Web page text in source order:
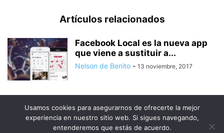
Artículos relacionados
Facebook Local es la nueva app
que viene a sustituir a...
Nelson de Benito - 13 noviembre, 2017
Usamos cookies para asegurarnos de ofrecerte la mejor
experiencia en nuestro sitio web. Si sigues navegando,
entenderemos que estás de acuerdo.